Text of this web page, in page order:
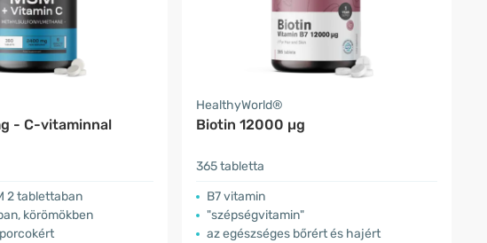
- C-vitaminnal
2 tablettaban
körömökben
HealthyWorld®
Biotin 12000 µg
365 tabletta
B7 vitamin
"szépségvitamin"
az egészséges bőrért és hajért